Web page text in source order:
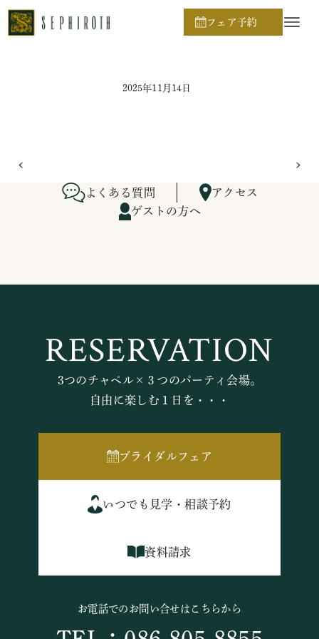
フェア予約
ホーム
2025年11月14日
よくある質問
アクセス
ゲストの方へ
RESERVATION
3つのチャペル×３つのパーティ会場。
自由に楽しむ１日を・・・
ブライダルフェア
いつでも見学・相談予約
資料請求
お電話でのお問い合せはこちらから